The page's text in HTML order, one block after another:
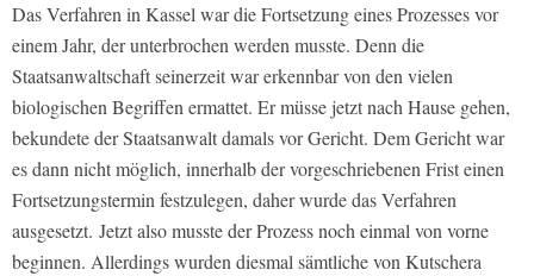
Das Verfahren in Kassel war die Fortsetzung eines Prozesses vor
einem Jahr, der unterbrochen werden musste. Denn die
Staatsanwaltschaft seinerzeit war erkennbar von den vielen
biologischen Begriffen ermattet. Er müsse jetzt nach Hause gehen,
bekundete der Staatsanwalt damals vor Gericht. Dem Gericht war
es dann nicht möglich, innerhalb der vorgeschriebenen Frist einen
Fortsetzungstermin festzulegen, daher wurde das Verfahren
ausgesetzt. Jetzt also musste der Prozess noch einmal von vorne
beginnen. Allerdings wurden diesmal sämtliche von Kutschera